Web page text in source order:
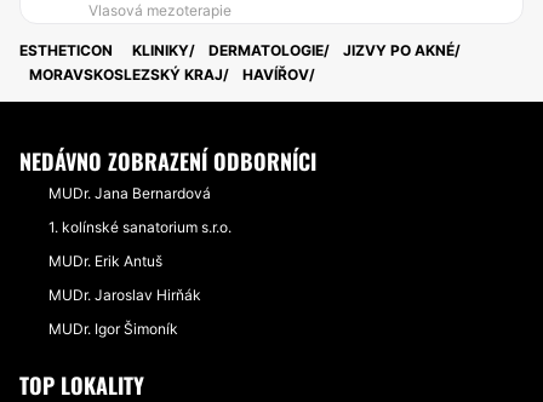
Vlasová mezoterapie
ESTHETICON KLINIKY DERMATOLOGIE
JIZVY PO AKNÉ
MORAVSKOSLEZSKÝ KRAJ
HAVÍŘOV
NEDÁVNO ZOBRAZENÍ ODBORNÍCI
MUDr. Jana Bernardová
1. kolínské sanatorium s.r.o.
MUDr. Erik Antuš
MUDr. Jaroslav Hirňák
MUDr. Igor Šimoník
TOP LOKALITY